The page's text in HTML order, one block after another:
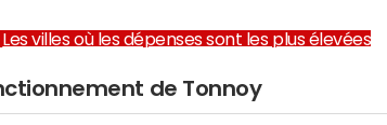
Les villes où les dépenses sont les plus élevées
de Tonnoy